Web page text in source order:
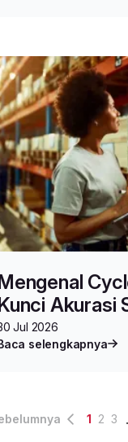
Akurasi
Berjalan
Jul 2026
selengkapnya
1 2 3